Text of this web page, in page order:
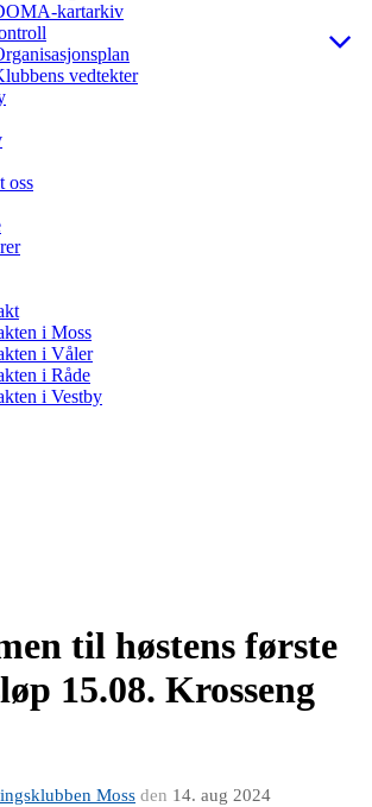
kartarkiv
vedtekter
oss
i Moss
i Våler
i Råde
i Vestby
til høstens første
15.08. Krosseng
Moss den 14. aug 2024